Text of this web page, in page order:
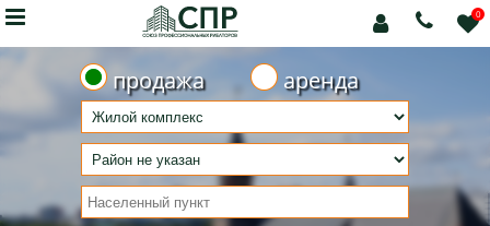
 0


продажа аренда